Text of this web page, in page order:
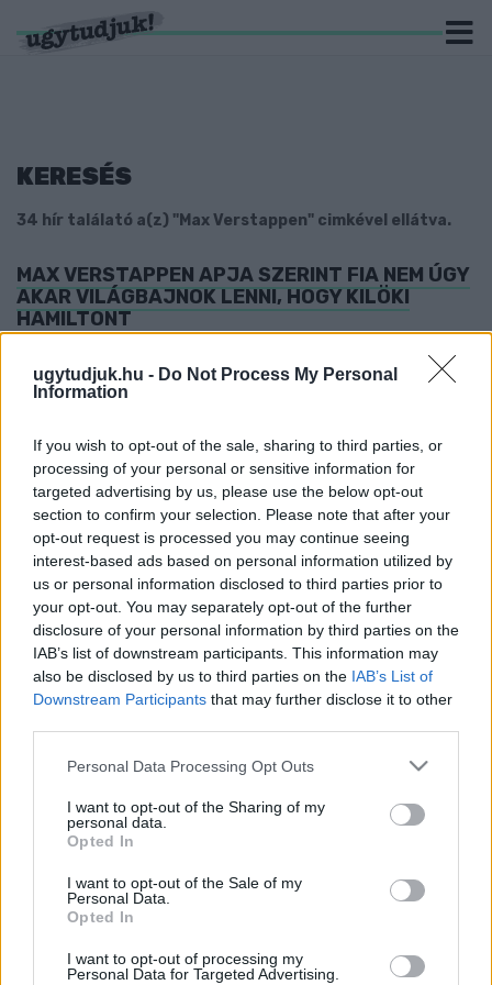
ugytudjuk.hu - Do Not Process My Personal
Information
If you wish to opt-out of the sale, sharing to third parties, or
processing of your personal or sensitive information for
targeted advertising by us, please use the below opt-out
section to confirm your selection. Please note that after your
opt-out request is processed you may continue seeing
interest-based ads based on personal information utilized by
us or personal information disclosed to third parties prior to
your opt-out. You may separately opt-out of the further
disclosure of your personal information by third parties on the
IAB’s list of downstream participants. This information may
also be disclosed by us to third parties on the IAB’s List of
Downstream Participants that may further disclose it to other
Please note that this website/app uses one or more Google
not limited to your visit or usage behaviour. You may click to
grant or deny consent to Google and its third-party tags to
use your data for below specified purposes in below Google
consent section.
Personal Data Processing Opt Outs
I want to opt-out of the Sharing of my
personal data.
Opted In
I want to opt-out of the Sale of my
Personal Data.
Opted In
I want to opt-out of processing my
Personal Data for Targeted Advertising.
KERESÉS
34 hír találató a(z) "Max Verstappen" cimkével ellátva.
MAX VERSTAPPEN APJA SZERINT FIA NEM ÚGY
AKAR VILÁGBAJNOK LENNI, HOGY KILÖKI
HAMILTONT
A világbajnoki címről döntő Abu-Dzabi Nagydíj vasárnap 14 órakor
rajtol.
VÁGTA ODA A RED BULLT SZAÚD-ARÁBIÁBAN
2021. december. 04. 19:08
Óriási körön volt, de a hiba miatt Mercedes első sor lesz a holnapi
futam rajtjánál.
VERSTAPPEN NEM AKAR SZEREPELNI AZ IDEI
ÉVET BEMUTATÓ NETFLIXES F1-SOROZATBAN
2021. október. 23. 07:19
Évek óta az egyik legizgalmasabb Forma-1-es szezon zajlik, az
egyik VB-esélyes viszont keresztbe tehet az éppen forgó,
népszerű Drive to Survive-nak.
ISMÉT VERSTAPPEN AZ ÉLEN AZ
ÖSSZETETTBEN
2021. október. 10. 16:15
Valtteri Bottas, a Mercedes finn versenyzője nyerte a vasárnapi
Forma-1-es Török Nagydíjat, melyen címvédő és hétszeres
világbajnok csapattársa, Lewis Hamilton csak ötödik lett, így a
másodikként célba érő Max Verstappen átvette a vezetést az
MOTORT CSERÉLTEK VERSTAPPEN
AUTÓJÁBAN, AZ UTOLSÓ HELYRŐL
2021. szeptember. 24. 19:14